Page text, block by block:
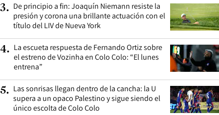
3. De principio a fin: Joaquín Niemann resiste la
presión y corona una brillante actuación con el
título del LIV de Nueva York
4. La escueta respuesta de Fernando Ortiz sobre
el estreno de Vozinha en Colo Colo: “El lunes
entrena”
5. Las sonrisas llegan dentro de la cancha: la U
supera a un opaco Palestino y sigue siendo el
único escolta de Colo Colo